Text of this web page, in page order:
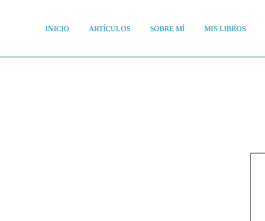
INICIO ARTÍCULOS SOBRE MÍ MIS LIBROS